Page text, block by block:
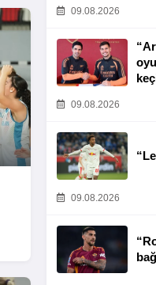
09.08.2026
09.08.2026
09.08.2026